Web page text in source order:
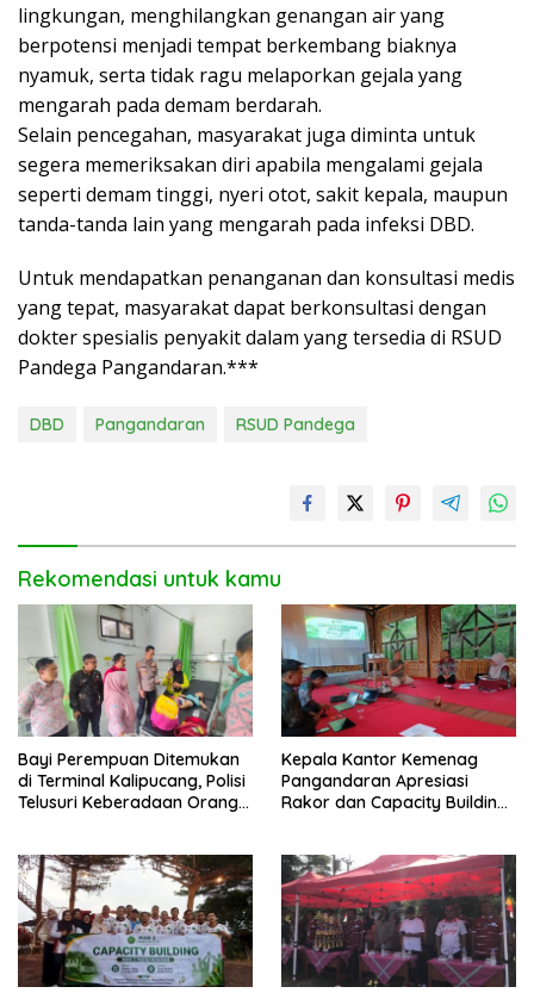
lingkungan, menghilangkan genangan air yang
berpotensi menjadi tempat berkembang biaknya
nyamuk, serta tidak ragu melaporkan gejala yang
mengarah pada demam berdarah.
Selain pencegahan, masyarakat juga diminta untuk
segera memeriksakan diri apabila mengalami gejala
seperti demam tinggi, nyeri otot, sakit kepala, maupun
tanda-tanda lain yang mengarah pada infeksi DBD.
Untuk mendapatkan penanganan dan konsultasi medis
yang tepat, masyarakat dapat berkonsultasi dengan
dokter spesialis penyakit dalam yang tersedia di RSUD
Pandega Pangandaran.***
DBD Pangandaran RSUD Pandega
Rekomendasi untuk kamu
Bayi Perempuan Ditemukan
di Terminal Kalipucang, Polisi
Telusuri Keberadaan Orang
Kepala Kantor Kemenag
Pangandaran Apresiasi
Rakor dan Capacity Building
Antar Lini